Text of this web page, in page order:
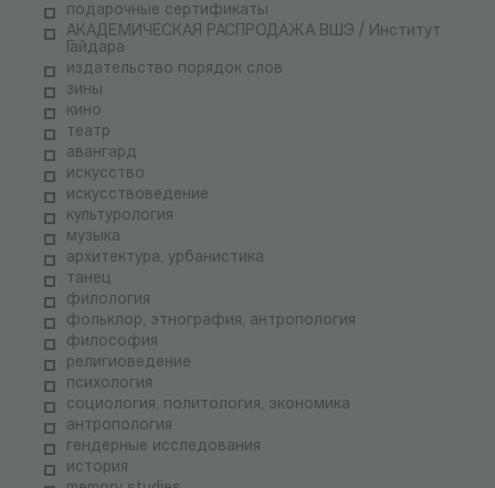
подарочные сертификаты
АКАДЕМИЧЕСКАЯ РАСПРОДАЖА ВШЭ / Институт
Гайдара
издательство порядок слов
зины
кино
театр
авангард
искусство
искусствоведение
культурология
музыка
архитектура, урбанистика
танец
филология
фольклор, этнография, антропология
философия
религиоведение
психология
социология, политология, экономика
антропология
гендерные исследования
история